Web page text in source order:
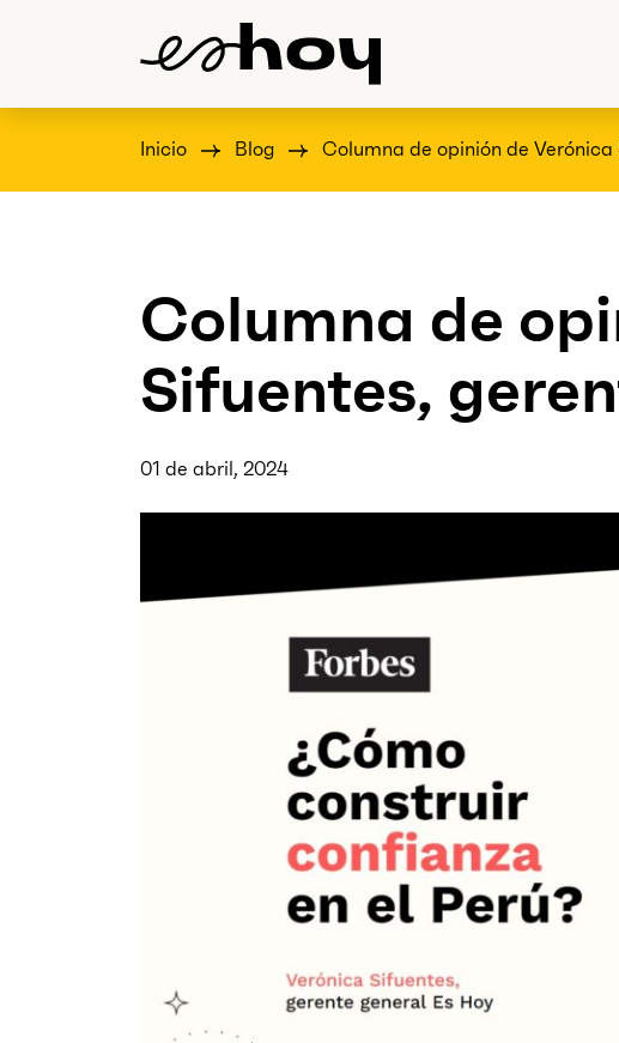
Inicio Blog Columna de opinión de
Columna de
Sifuentes,
01 de abril, 2024